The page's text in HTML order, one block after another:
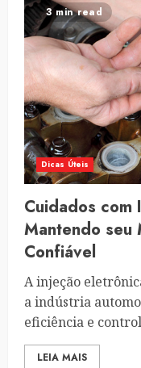
3 min read
Dicas Úteis
Cuidados com
Mantendo seu
Confiável
A injeção
a indústria
eficiência e
LEIA MAIS